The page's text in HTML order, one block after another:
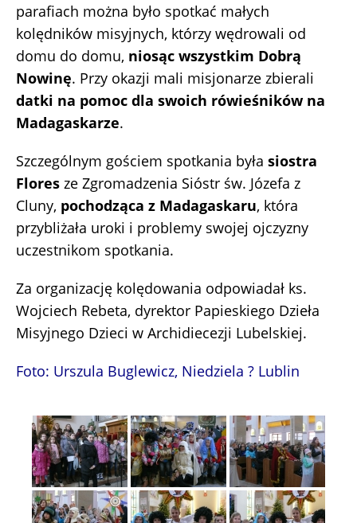
parafiach można było spotkać małych
kolędników misyjnych, którzy wędrowali od
domu do domu, niosąc wszystkim Dobrą
Nowinę. Przy okazji mali misjonarze zbierali
datki na pomoc dla swoich rówieśników na
Madagaskarze.
Szczególnym gościem spotkania była siostra
Flores ze Zgromadzenia Sióstr św. Józefa z
Cluny, pochodząca z Madagaskaru, która
przybliżała uroki i problemy swojej ojczyzny
uczestnikom spotkania.
Za organizację kolędowania odpowiadał ks.
Wojciech Rebeta, dyrektor Papieskiego Dzieła
Misyjnego Dzieci w Archidiecezji Lubelskiej.
Foto: Urszula Buglewicz, Niedziela ? Lublin